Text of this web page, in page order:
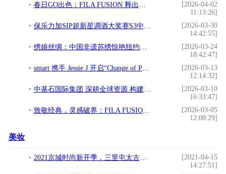
春日GO出色：FILA FUSION 释出全新五色URBAN TECH新机服与COMO湖系户外鞋
[2026-04-02
11:13:26]
保乐力加SIP超新星调酒大奖赛S3中国大陆赛区总决赛圆满收官
[2026-03-30
14:42:55]
绣娘丝绸：中国非遗苏绣惊艳纽约时装周
[2026-03-24
18:42:47]
smart 携手 Jessie J 开启“Change of Perspectives”全球品牌战役
[2026-03-13
12:14:32]
中基石国际集团 深耕全球资源 构建贸易物流产业生态
[2026-03-10
16:33:47]
致敬经典，灵感破界：FILA FUSION发布全新BOBO BLING学院薄底鞋
[2026-03-05
12:08:29]
美妆
2021京城时尚新开季，三里屯太古里潮流实验室全揭秘打卡
[2021-04-15
14:27:51]